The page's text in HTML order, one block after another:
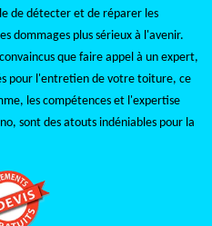
de détecter et de réparer les
dommages plus sérieux à l'avenir.
que faire appel à un expert,
pour l'entretien de votre toiture, ce
les compétences et l'expertise
sont des atouts indéniables pour la